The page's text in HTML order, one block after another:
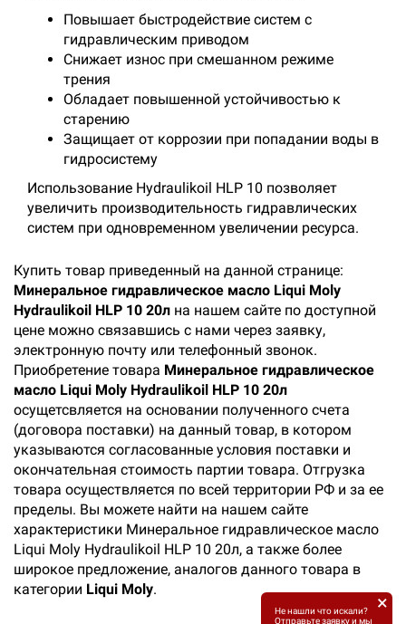
Повышает быстродействие систем с
гидравлическим приводом
Снижает износ при смешанном режиме
трения
Обладает повышенной устойчивостью к
старению
Защищает от коррозии при попадании воды в
гидросистему
Использование Hydraulikoil HLP 10 позволяет
увеличить производительность гидравлических
систем при одновременном увеличении ресурса.
Купить товар приведенный на данной странице:
Минеральное гидравлическое масло Liqui Moly
Hydraulikoil HLP 10 20л на нашем сайте по доступной
цене можно связавшись с нами через заявку,
электронную почту или телефонный звонок.
Приобретение товара Минеральное гидравлическое
масло Liqui Moly Hydraulikoil HLP 10 20л
осущетсвляется на основании полученного счета
(договора поставки) на данный товар, в котором
указываются согласованные условия поставки и
окончательная стоимость партии товара. Отгрузка
товара осуществляется по всей территории РФ и за ее
пределы. Вы можете найти на нашем сайте
характеристики Минеральное гидравлическое масло
Liqui Moly Hydraulikoil HLP 10 20л, а также более
широкое предложение, аналогов данного товара в
категории Liqui Moly.
Не нашли что искали?
Отправьте заявку и мы
×